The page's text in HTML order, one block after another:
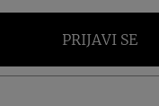
PRIJAVI SE